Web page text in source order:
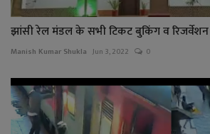
झांसी रेल मंडल के सभी टिकट बुकिंग व रिजर्वेशन
Manish Kumar Shukla Jun 3, 2022 0